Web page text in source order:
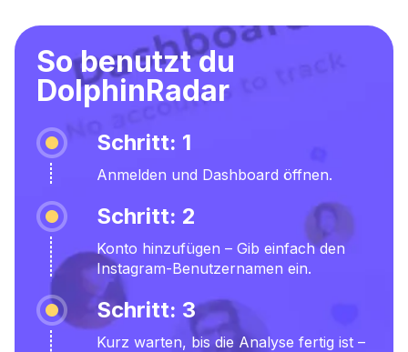
So benutzt du
DolphinRadar
Schritt: 1
Anmelden und Dashboard öffnen.
Schritt: 2
Konto hinzufügen – Gib einfach den
Instagram-Benutzernamen ein.
Schritt: 3
Kurz warten, bis die Analyse fertig ist –